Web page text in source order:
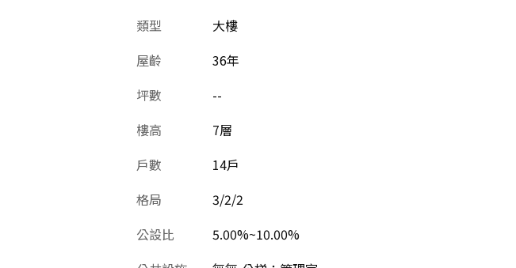
類型
大樓
屋齡
36年
坪數
--
樓高
7層
戶數
14戶
格局
3/2/2
公設比
5.00%~10.00%